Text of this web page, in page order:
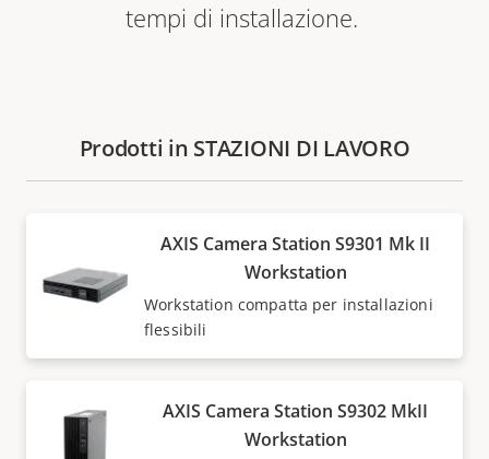
tempi di installazione.
Prodotti in STAZIONI DI LAVORO
AXIS Camera Station S9301 Mk II
Workstation
Workstation compatta per installazioni
flessibili
AXIS Camera Station S9302 MkII
Workstation